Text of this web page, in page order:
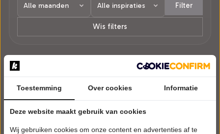
Filter
Wis filters
1 voorstelling in Uitgeest.
Toestemming Over cookies Informatie
Deze website maakt gebruik van cookies
Wij gebruiken cookies om onze content en advertenties af te